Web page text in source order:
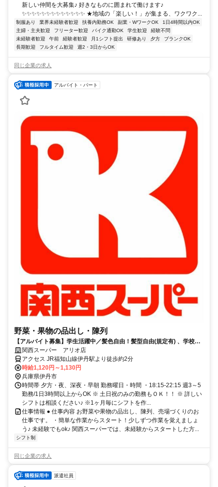
新しい仲間を大募集♪ 好きなものに囲まれて働けます♪
✨✨✨✨✨✨✨✨✨✨✨✨✨ ★地域の「楽しい！」が集まる、ワクワク...
制服あり 業界未経験者歓迎 扶養内勤務OK 副業・WワークOK
1日4時間以内OK
主婦・主夫歓迎
フリーター歓迎 バイク通勤OK 学生歓迎
経験不問
未経験者歓迎
午前 経験者歓迎 月1シフト提出 研修あり 夕方
ブランクOK
長期歓迎
フルタイム歓迎 週2・3日からOK
同じ企業の求人
アルバイト・パート
野菜・果物の品出し・陳列
【アルバイト募集】学生活躍中／髪色自由！髪型自由(規定有) 、学校行
事などのシフト相談OK！
関西スーパー アリオ店
アクセス JR福知山線伊丹駅より徒歩約2分
時給1,120円～1,130円
兵庫県伊丹市
時間帯 夕方・夜、深夜・早朝 勤務曜日・時間 ・18:15-22:15 週3～5
勤務/1日3時間以上からOK ※ 土日祝のみの勤務もＯＫ！！ ※ 詳しい
シフトは相談ください♪ ※1ヶ月毎にシフトを作...
仕事情報 ● 仕事内容 お野菜や果物の品出し、陳列、売場づくりのお
仕事です。 ・簡単な作業からスタート！少しずつ作業を覚えましょ
う♪ 未経験でもok♪ 関西スーパーでは、未経験からスタートした方...
シフト制
同じ企業の求人
派遣社員